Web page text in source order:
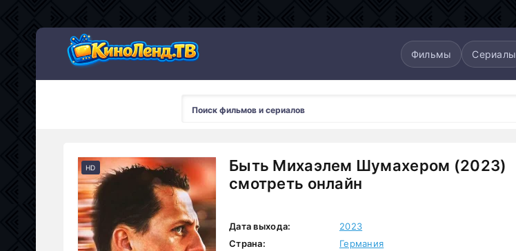
Фильмы Сериалы
Быть Михаэлем Шумахером (2023)
смотреть онлайн
HD
Дата выхода:
2023
Страна:
Германия